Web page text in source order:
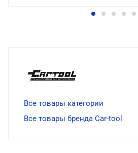
Все товары категории
Все товары бренда Car-tool